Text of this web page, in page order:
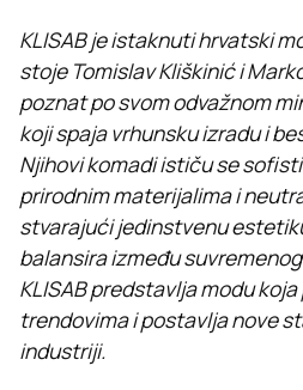
KLISAB je istaknuti hrvatski
stoje Tomislav Kliškinić i
poznat po svom odvažnom
koji spaja vrhunsku izradu i
Njihovi komadi ističu se
prirodnim materijalima i
stvarajući jedinstvenu
balansira između
KLISAB predstavlja modu
trendovima i postavlja nove
industriji.